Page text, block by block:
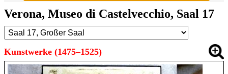
Verona, Museo di Castelvecchio, Saal 17
Kunstwerke (1475–1525)